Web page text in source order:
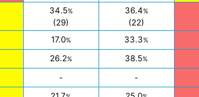
34.5%
(29)
36.4%
(22)
17.0% 33.3%
26.2% 38.5%
- -